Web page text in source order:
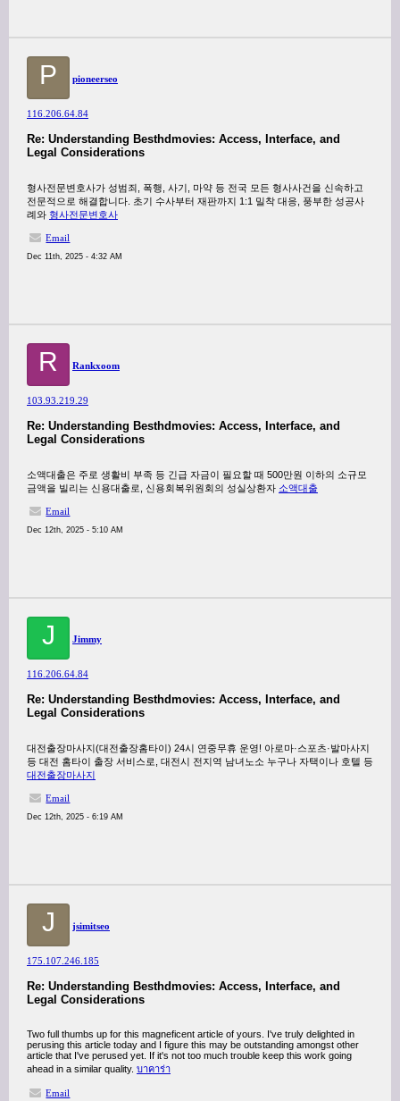
P pioneerseo
116.206.64.84
Re: Understanding Besthdmovies: Access, Interface, and
Legal Considerations
형사전문변호사가 성범죄, 폭행, 사기, 마약 등 전국 모든 형사사건을 신속하고
전문적으로 해결합니다. 초기 수사부터 재판까지 1:1 밀착 대응, 풍부한 성공사
례와 형사전문변호사
Email
Dec 11th, 2025 - 4:32 AM
R Rankxoom
103.93.219.29
Re: Understanding Besthdmovies: Access, Interface, and
Legal Considerations
소액대출은 주로 생활비 부족 등 긴급 자금이 필요할 때 500만원 이하의 소규모
금액을 빌리는 신용대출로, 신용회복위원회의 성실상환자 소액대출
Email
Dec 12th, 2025 - 5:10 AM
J Jimmy
116.206.64.84
Re: Understanding Besthdmovies: Access, Interface, and
Legal Considerations
대전출장마사지(대전출장홈타이) 24시 연중무휴 운영! 아로마·스포츠·발마사지
등 대전 홈타이 출장 서비스로, 대전시 전지역 남녀노소 누구나 자택이나 호텔 등
대전출장마사지
Email
Dec 12th, 2025 - 6:19 AM
J jsimitseo
175.107.246.185
Re: Understanding Besthdmovies: Access, Interface, and
Legal Considerations
Two full thumbs up for this magneficent article of yours. I've truly delighted in
perusing this article today and I figure this may be outstanding amongst other
article that I've perused yet. If it's not too much trouble keep this work going
ahead in a similar quality. บาคาร่า
Email